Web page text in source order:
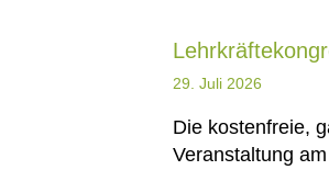
29. Juli 2026
Die kostenfreie,
Veranstaltung